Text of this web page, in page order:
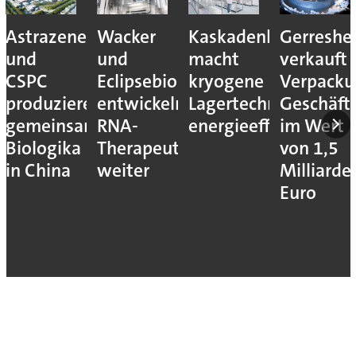
Astrazeneca
und
CSPC
produzieren
gemeinsam
Biologika
in China
Wacker
und
Eclipsebio
entwickeln
RNA-
Therapeutika
weiter
Kaskadenkonzept
macht
kryogene
Lagertechnik
energieeffizienter
verkauft
im Wert
von 1,5
Euro